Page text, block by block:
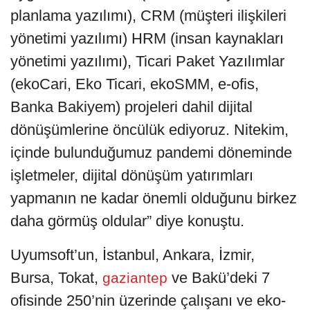
planlama yazılımı), CRM (müşteri ilişkileri
yönetimi yazılımı) HRM (insan kaynakları
yönetimi yazılımı), Ticari Paket Yazılımlar
(ekoCari, Eko Ticari, ekoSMM, e-ofis,
Banka Bakiyem) projeleri dahil dijital
dönüşümlerine öncülük ediyoruz. Nitekim,
içinde bulunduğumuz pandemi döneminde
işletmeler, dijital dönüşüm yatırımları
yapmanın ne kadar önemli olduğunu birkez
daha görmüş oldular” diye konuştu.
Uyumsoft’un, İstanbul, Ankara, İzmir,
Bursa, Tokat, gaziantep ve Bakü’deki 7
ofisinde 250’nin üzerinde çalışanı ve eko-